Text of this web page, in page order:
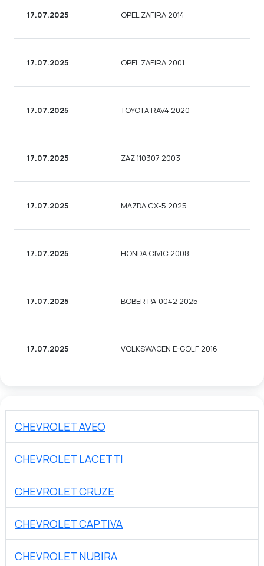
17.07.2025 OPEL ZAFIRA 2014
17.07.2025 OPEL ZAFIRA 2001
17.07.2025 TOYOTA RAV4 2020
17.07.2025 ZAZ 110307 2003
17.07.2025 MAZDA CX-5 2025
17.07.2025 HONDA CIVIC 2008
17.07.2025 BOBER PA-0042 2025
17.07.2025 VOLKSWAGEN E-GOLF 2016
CHEVROLET AVEO
CHEVROLET LACETTI
CHEVROLET CRUZE
CHEVROLET CAPTIVA
CHEVROLET NUBIRA